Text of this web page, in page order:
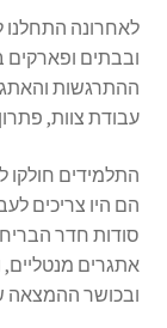
חדרי בריחה
חדר בריחה
חדר בריחה
ידע כללי
לאחרונה התחלנו
ובבתים ופארקים
ההתרגשות
עבודת צוות,
התלמידים חולקו
הם היו צריכים
סודות חדר
אתגרים מנטליים,
ובכושר ההמצאה